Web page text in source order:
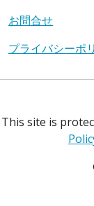
お問合せ
プライバシーポ
This site is